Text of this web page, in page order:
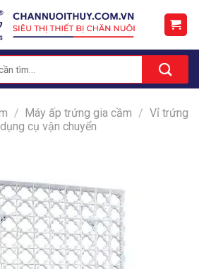
/ Máy ấp trứng gia cầm / Vỉ trứng
cụ vận chuyển